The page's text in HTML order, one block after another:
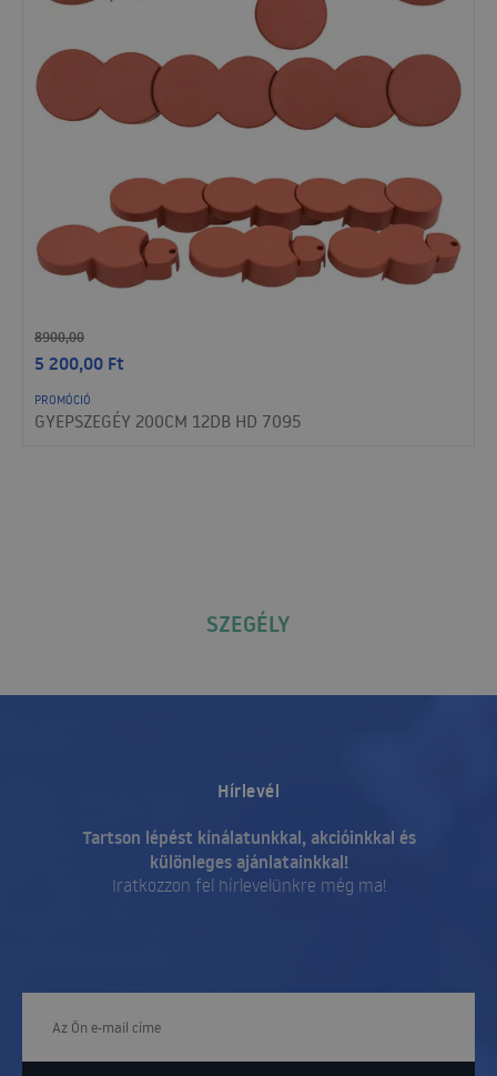
8900,00
5 200,00 Ft
PROMÓCIÓ
GYEPSZEGÉY 200CM 12DB HD 7095
SZEGÉLY
Hírlevél
Tartson lépést kínálatunkkal, akcióinkkal és
különleges ajánlatainkkal!
Iratkozzon fel hírlevelünkre még ma!